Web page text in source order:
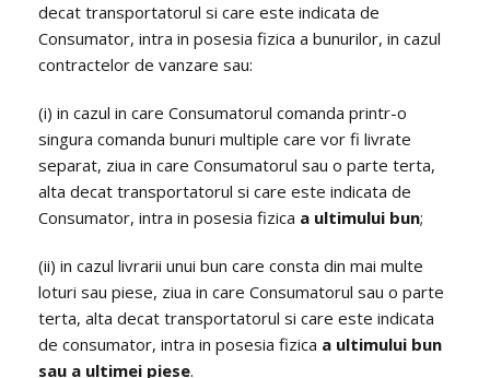
decat transportatorul si care este indicata de
Consumator, intra in posesia fizica a bunurilor, in cazul
contractelor de vanzare sau:
(i) in cazul in care Consumatorul comanda printr-o
singura comanda bunuri multiple care vor fi livrate
separat, ziua in care Consumatorul sau o parte terta,
alta decat transportatorul si care este indicata de
Consumator, intra in posesia fizica a ultimului bun;
(ii) in cazul livrarii unui bun care consta din mai multe
loturi sau piese, ziua in care Consumatorul sau o parte
terta, alta decat transportatorul si care este indicata
de consumator, intra in posesia fizica a ultimului bun
sau a ultimei piese.